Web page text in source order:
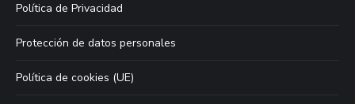
Política de Privacidad
Protección de datos personales
Política de cookies (UE)